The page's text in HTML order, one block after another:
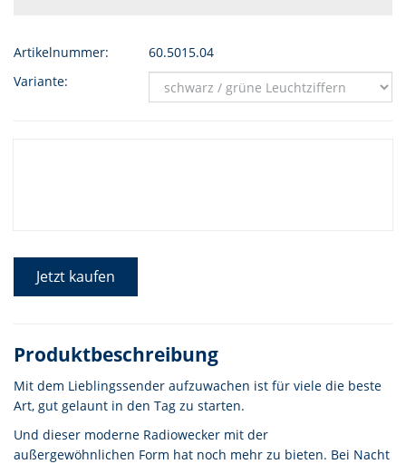
Artikelnummer:
60.5015.04
Variante:
Jetzt kaufen
Produktbeschreibung
Mit dem Lieblingssender aufzuwachen ist für viele die beste
Art, gut gelaunt in den Tag zu starten.
Und dieser moderne Radiowecker mit der
außergewöhnlichen Form hat noch mehr zu bieten. Bei Nacht